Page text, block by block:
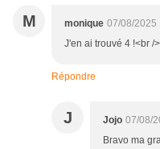
M monique 07/08/2025
J'en ai trouvé 4 !<br /
Répondre
J Jojo 07/08/
Bravo ma